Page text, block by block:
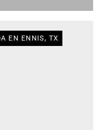
EN ENNIS, TX